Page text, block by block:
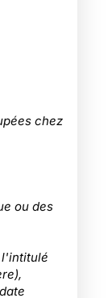
chez
ou des